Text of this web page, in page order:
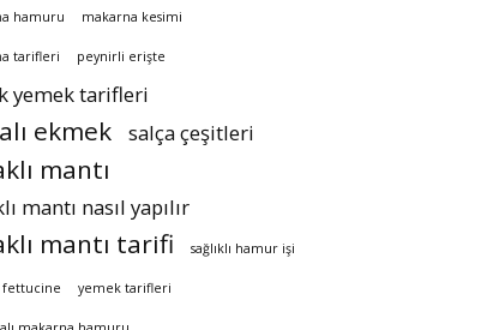
hamuru makarna kesimi
tarifleri peynirli erişte
yemek tarifleri
ekmek salça çeşitleri
mantı
mantı nasıl yapılır
mantı tarifi sağlıklı hamur işi
fettucine yemek tarifleri